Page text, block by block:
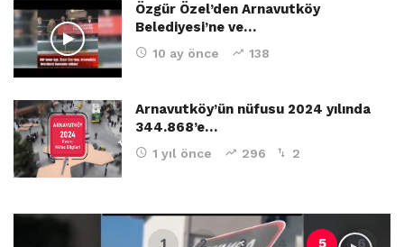
Özgür Özel’den Arnavutköy
Belediyesi’ne ve…
10 ay önce 138
Arnavutköy’ün nüfusu 2024 yılında
344.868’e…
1 yıl önce 296 2